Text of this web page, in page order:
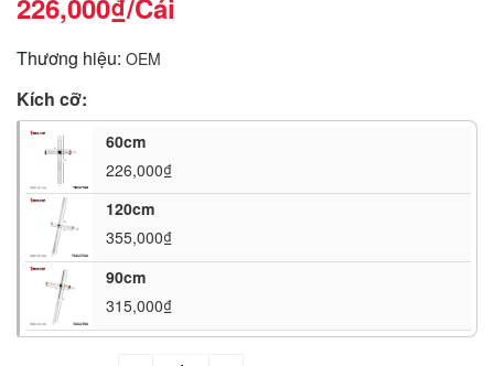
226,000₫/Cái
Thương hiệu: OEM
Kích cỡ:
60cm
226,000₫
120cm
355,000₫
90cm
315,000₫